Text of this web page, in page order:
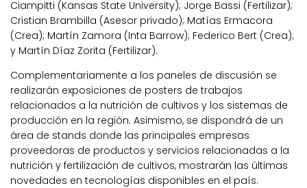
Ciampitti (Kansas State University); Jorge Bassi (Fertilizar);
Cristian Brambilla (Asesor privado); Matías Ermacora
(Crea); Martín Zamora (Inta Barrow); Federico Bert (Crea);
y Martín Díaz Zorita (Fertilizar).
Complementariamente a los paneles de discusión se
realizarán exposiciones de posters de trabajos
relacionados a la nutrición de cultivos y los sistemas de
producción en la región. Asimismo, se dispondrá de un
área de stands donde las principales empresas
proveedoras de productos y servicios relacionadas a la
nutrición y fertilización de cultivos, mostrarán las últimas
novedades en tecnologías disponibles en el país.